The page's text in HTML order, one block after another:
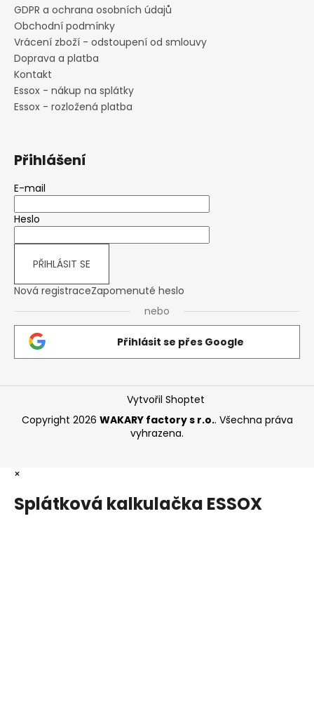
GDPR a ochrana osobních údajů
Obchodní podmínky
Vrácení zboží - odstoupení od smlouvy
Doprava a platba
Kontakt
Essox - nákup na splátky
Essox - rozložená platba
Přihlášení
E-mail
Heslo
PŘIHLÁSIT SE
Nová registraceZapomenuté heslo
nebo
Přihlásit se přes Google
Vytvořil Shoptet
Copyright 2026 WAKARY factory s r.o.. Všechna práva
vyhrazena.
×
Splátková kalkulačka ESSOX